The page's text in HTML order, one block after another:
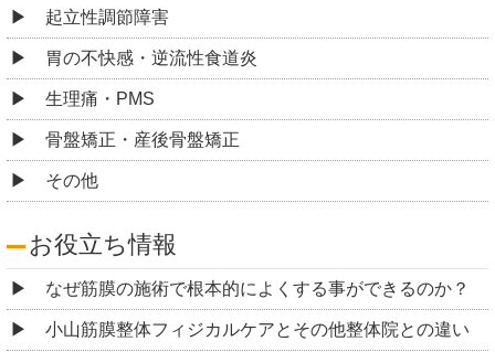
起立性調節障害
胃の不快感・逆流性食道炎
生理痛・PMS
骨盤矯正・産後骨盤矯正
その他
お役立ち情報
なぜ筋膜の施術で根本的によくする事ができるのか？
小山筋膜整体フィジカルケアとその他整体院との違い